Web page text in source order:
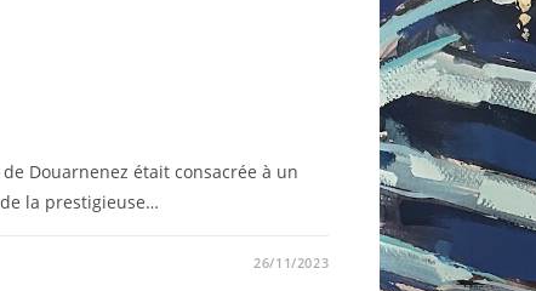
Douarnenez était consacrée à un
la prestigieuse…
26/11/2023